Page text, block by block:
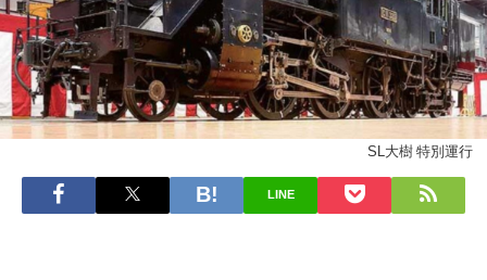
SL大樹 特別運行
LINE